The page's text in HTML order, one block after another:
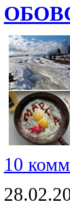
10